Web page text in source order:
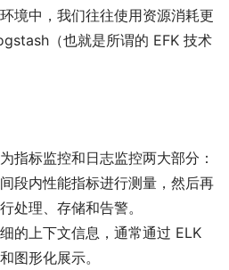
境中，我们往往使用资源消耗更
（也就是所谓的 EFK 技术
指标监控和日志监控两大部分：
段内性能指标进行测量，然后再
处理、存储和告警。
的上下文信息，通常通过 ELK
图形化展示。